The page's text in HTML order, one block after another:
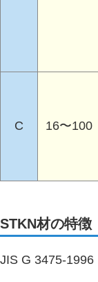
C 16〜100
STKN材の特徴
JIS G 3475-